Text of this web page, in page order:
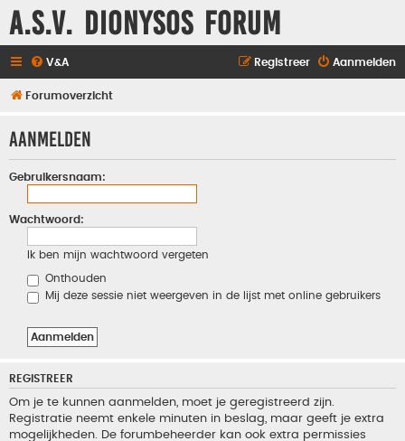
A.S.V. Dionysos Forum
V&A Aanmelden
Registreer
Forumoverzicht
Aanmelden
Gebruikersnaam:
Wachtwoord:
Ik ben mijn wachtwoord vergeten
Onthouden
Mij deze sessie niet weergeven in de lijst met online gebruikers
REGISTREER
Om je te kunnen aanmelden, moet je geregistreerd zijn.
Registratie neemt enkele minuten in beslag, maar geeft je extra
mogelijkheden. De forumbeheerder kan ook extra permissies